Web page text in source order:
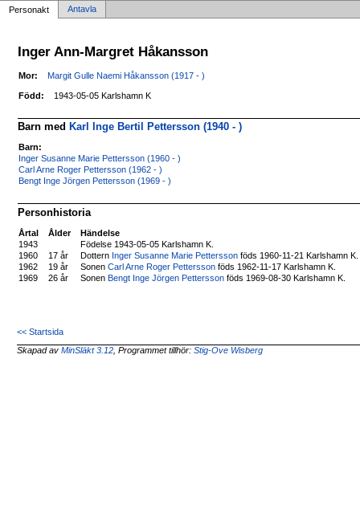
Personakt Antavla
Inger Ann-Margret Håkansson
Mor: Margit Gulle Naemi Håkansson (1917 - )
Född: 1943-05-05 Karlshamn K
Barn med Karl Inge Bertil Pettersson (1940 - )
Barn:
Inger Susanne Marie Pettersson (1960 - )
Carl Arne Roger Pettersson (1962 - )
Bengt Inge Jörgen Pettersson (1969 - )
Personhistoria
Årtal Ålder
Händelse
1943
Födelse 1943-05-05 Karlshamn K.
1960
17 år Dottern Inger Susanne Marie Pettersson föds 1960-11-21 Karlshamn K.
1962
19 år SonenCarl Arne Roger Pettersson föds 1962-11-17 Karlshamn K.
1969
26 år SonenBengt Inge Jörgen Pettersson föds 1969-08-30 Karlshamn K.
<< Startsida
Skapad avMinSläkt 3.12 , Programmet tillhör:Stig-Ove Wisberg